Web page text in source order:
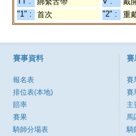
"1" :
首次 "2" : 重
賽事資料
報名表
排位表(本地)
賠率
賽果
騎師分場表
賽
賽
賽
主
馬
騎